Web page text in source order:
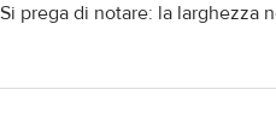
Si prega di notare: la larghezza